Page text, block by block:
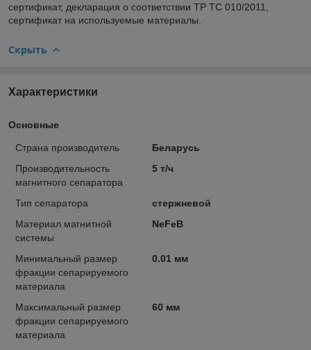
сертификат, декларация о соответствии ТР ТС 010/2011,
сертификат на используемые материалы.
Скрыть
Характеристики
Основные
Страна производитель
Беларусь
Производительность
магнитного сепаратора
5 т/ч
Тип сепаратора
стержневой
Материал магнитной
системы
NeFeB
Минимальный размер
фракции сепарируемого
материала
0.01 мм
Максимальный размер
фракции сепарируемого
материала
60 мм